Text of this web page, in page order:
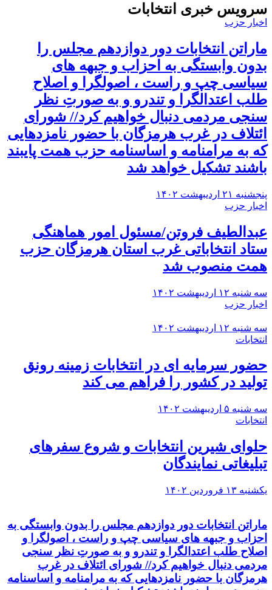
سرویس خبری انتخابات
اخبار حزب
ماراتن انتخابات دور دوازدهم مجلس را
بدون وابستگی به احزاب و جبهه های
سیاسی چپ و راست ، اصولگرا و اصلاح
طلب اعتدالگرا و تندرو و به صورتِ نظر
سنجی مردمی دنبال خواهیم کرد// شورای
ائتلاف در غرب هرمزگان با حضور نامزدهایی
که به مرامنامه و اساسنامه حزب همت پایبند
باشند تشکیل خواهد شد
پنجشنبه ۲۱ اردیبهشت ۱۴۰۲
اخبار حزب
عبدالطیف فروتن/مسئول امور هماهنگی
ستاد انتخاباتی غرب استان هرمزگان حزب
همت منصوب شد
سه شنبه ۱۲ اردیبهشت ۱۴۰۲
اخبار حزب
سه شنبه ۱۲ اردیبهشت ۱۴۰۲
انتخابات
حضور سرمایه ای در انتخابات زمینه رونق
تولید در کشور را فراهم می کند
سه شنبه ۵ اردیبهشت ۱۴۰۲
انتخابات
حلوای شیرین انتخابات و شروع سفرهای
تبلیغاتی نمایندگان
یکشنبه ۱۳ فروردین ۱۴۰۲
ماراتن انتخابات دور دوازدهم مجلس را بدون وابستگی به
احزاب و جبهه های سیاسی چپ و راست ، اصولگرا و
اصلاح طلب اعتدالگرا و تندرو و به صورتِ نظر سنجی
مردمی دنبال خواهیم کرد// شورای ائتلاف در غرب
هرمزگان با حضور نامزدهایی که به مرامنامه و اساسنامه